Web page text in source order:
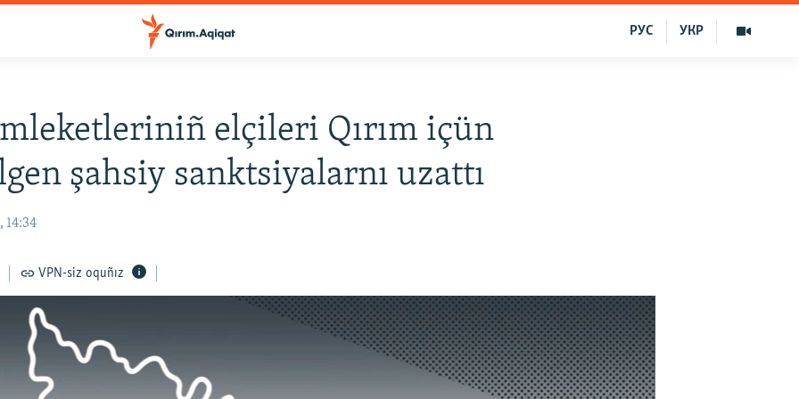
УКР
РУС
elçileri Qırım içün
şahsiy sanktsiyalarnı uzattı
14:34
VPN-siz oquñız